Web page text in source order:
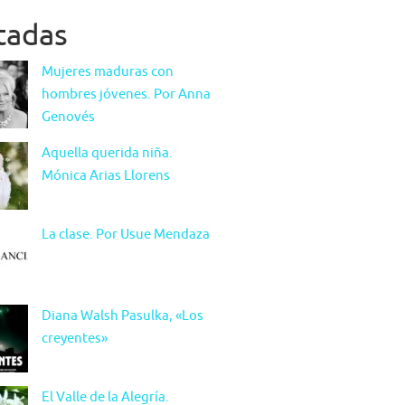
Mujeres maduras con
hombres jóvenes. Por Anna
Genovés
Aquella querida niña.
Mónica Arias Llorens
La clase. Por Usue Mendaza
Diana Walsh Pasulka, «Los
creyentes»
El Valle de la Alegría.